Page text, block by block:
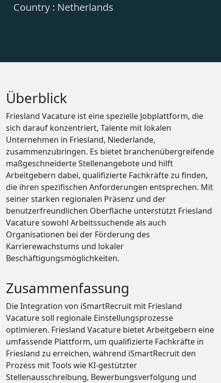
Country : Netherlands
Überblick
Friesland Vacature ist eine spezielle Jobplattform, die
sich darauf konzentriert, Talente mit lokalen
Unternehmen in Friesland, Niederlande,
zusammenzubringen. Es bietet branchenübergreifende
maßgeschneiderte Stellenangebote und hilft
Arbeitgebern dabei, qualifizierte Fachkräfte zu finden,
die ihren spezifischen Anforderungen entsprechen. Mit
seiner starken regionalen Präsenz und der
benutzerfreundlichen Oberfläche unterstützt Friesland
Vacature sowohl Arbeitssuchende als auch
Organisationen bei der Förderung des
Karrierewachstums und lokaler
Beschäftigungsmöglichkeiten.
Zusammenfassung
Die Integration von iSmartRecruit mit Friesland
Vacature soll regionale Einstellungsprozesse
optimieren. Friesland Vacature bietet Arbeitgebern eine
umfassende Plattform, um qualifizierte Fachkräfte in
Friesland zu erreichen, während iSmartRecruit den
Prozess mit Tools wie KI-gestützter
Stellenausschreibung, Bewerbungsverfolgung und